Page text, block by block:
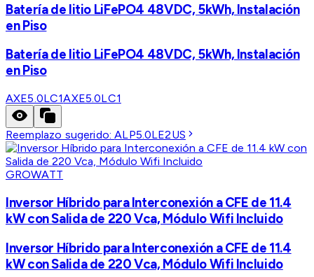
Batería de litio LiFePO4 48VDC, 5kWh, Instalación
en Piso
Batería de litio LiFePO4 48VDC, 5kWh, Instalación
en Piso
AXE5.0LC1AXE5.0LC1
Reemplazo sugerido:ALP5.0LE2US
GROWATT
Inversor Híbrido para Interconexión a CFE de 11.4
kW con Salida de 220 Vca, Módulo Wifi Incluido
Inversor Híbrido para Interconexión a CFE de 11.4
kW con Salida de 220 Vca, Módulo Wifi Incluido